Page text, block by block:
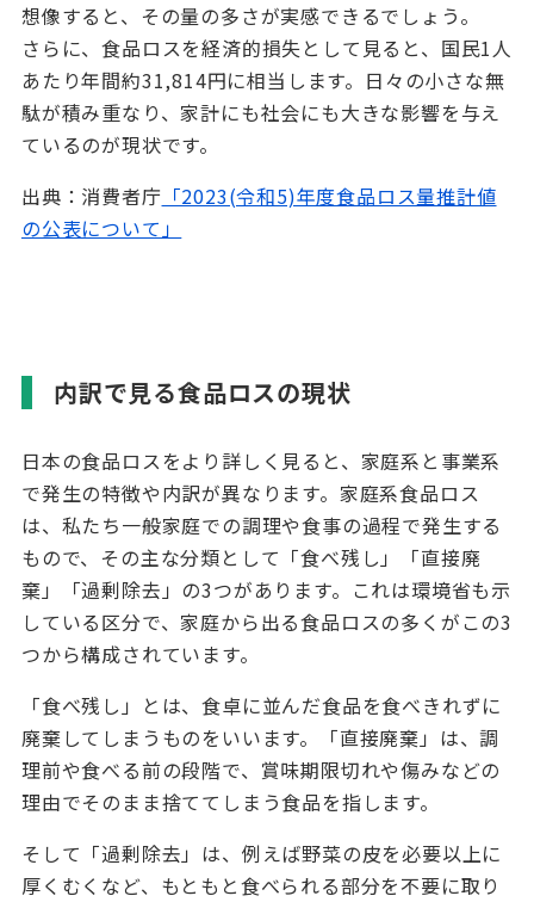
想像すると、その量の多さが実感できるでしょう。
さらに、食品ロスを経済的損失として見ると、国民1人
あたり年間約31,814円に相当します。日々の小さな無
駄が積み重なり、家計にも社会にも大きな影響を与え
ているのが現状です。
出典：消費者庁 「2023(令和5)年度食品ロス量推計値
の公表について」
内訳で見る食品ロスの現状
日本の食品ロスをより詳しく見ると、家庭系と事業系
で発生の特徴や内訳が異なります。家庭系食品ロス
は、私たち一般家庭での調理や食事の過程で発生する
もので、その主な分類として「食べ残し」「直接廃
棄」「過剰除去」の3つがあります。これは環境省も示
している区分で、家庭から出る食品ロスの多くがこの3
つから構成されています。
「食べ残し」とは、食卓に並んだ食品を食べきれずに
廃棄してしまうものをいいます。「直接廃棄」は、調
理前や食べる前の段階で、賞味期限切れや傷みなどの
理由でそのまま捨ててしまう食品を指します。
そして「過剰除去」は、例えば野菜の皮を必要以上に
厚くむくなど、もともと食べられる部分を不要に取り